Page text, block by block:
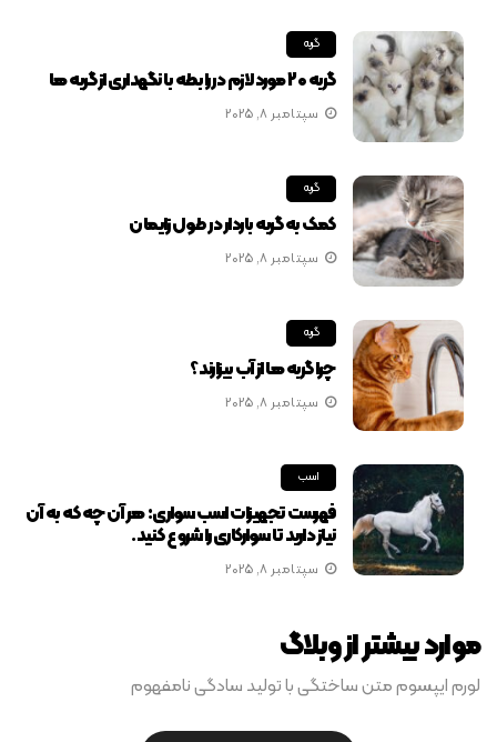
گربه
گربه 20 مورد لازم در رابطه با نگهداری از گربه ها
سپتامبر 8, 2025
گربه
کمک به گربه باردار در طول زایمان
سپتامبر 8, 2025
گربه
چرا گربه ها از آب بیزارند؟
سپتامبر 8, 2025
اسب
فهرست تجهیزات اسب سواری: هر آن چه که به آن
نیاز دارید تا سوارکاری را شروع کنید.
سپتامبر 8, 2025
موارد بیشتر از وبلاگ
لورم ایپسوم متن ساختگی با تولید سادگی نامفهوم